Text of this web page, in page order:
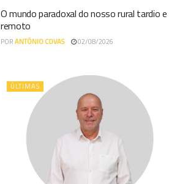
O mundo paradoxal do nosso rural tardio e
remoto
PORANTÓNIO COVAS 02/08/2026
ÚLTIMAS